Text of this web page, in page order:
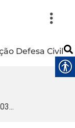
Defesa Civil